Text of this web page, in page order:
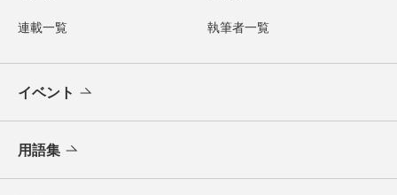
連載一覧 執筆者一覧
イベント
用語集